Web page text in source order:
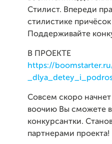
Стилист. Впереди
стилистике
Поддерживайте
В ПРОЕКТЕ
https://
Совсем скоро
воочию Вы сможете
конкурсантки.
партнерами проекта!